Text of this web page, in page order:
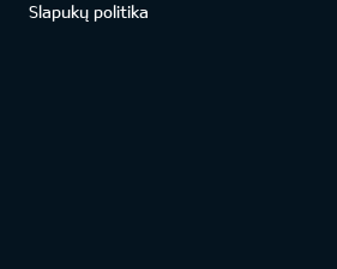
Slapukų politika